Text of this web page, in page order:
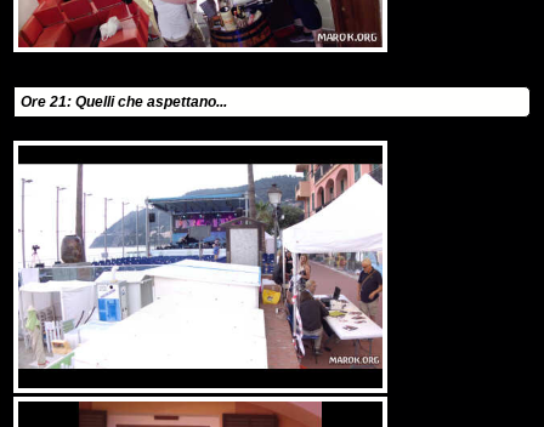
Ore 21: Quelli che aspettano...